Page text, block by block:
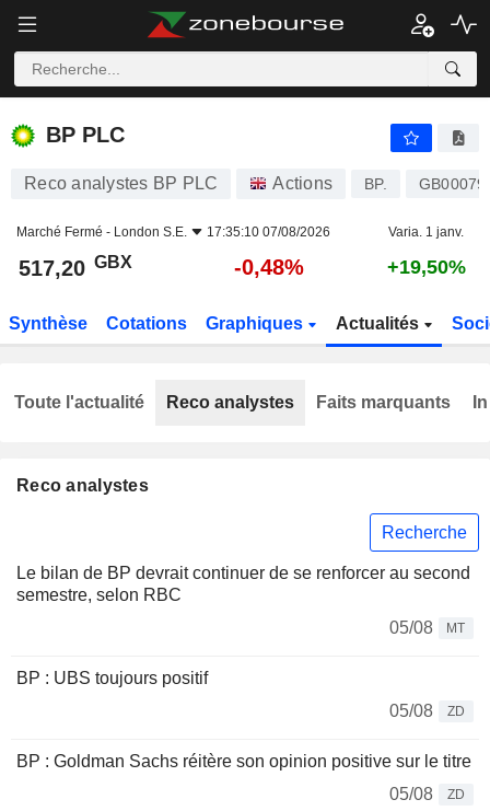
BP PLC
BP PLC
Reco analystes BP PLC Actions BP.
Marché Fermé - London S.E. 17:35:10 07/08/2026 Varia. 1 janv.
517,20 GBX -0,48% +19,50%
Synthèse Cotations Graphiques Actualités
Reco analystes
Recherche
Le bilan de BP devrait continuer de se renforcer au second
semestre, selon RBC
05/08
MT
BP : UBS toujours positif
05/08
ZD
BP : Goldman Sachs réitère son opinion positive sur le titre
05/08
ZD
Toute l'actualité Reco analystes Faits marquants